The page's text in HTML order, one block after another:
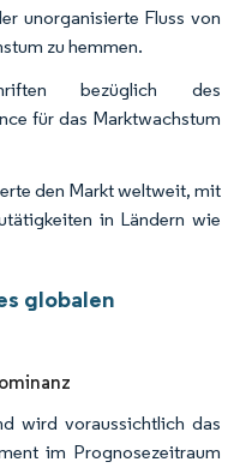
unorganisierte Fluss von
zu hemmen.
bezüglich des
für das Marktwachstum
den Markt weltweit, mit
in Ländern wie
globalen
wird voraussichtlich das
im Prognosezeitraum